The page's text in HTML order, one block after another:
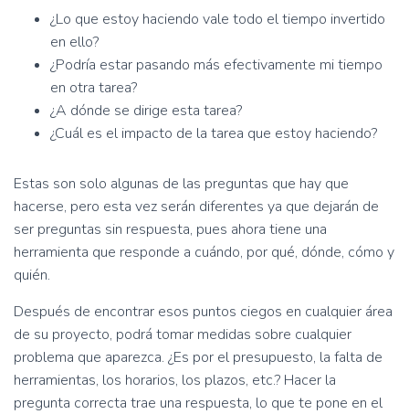
¿Lo que estoy haciendo vale todo el tiempo invertido
en ello?
¿Podría estar pasando más efectivamente mi tiempo
en otra tarea?
¿A dónde se dirige esta tarea?
¿Cuál es el impacto de la tarea que estoy haciendo?
Estas son solo algunas de las preguntas que hay que
hacerse, pero esta vez serán diferentes ya que dejarán de
ser preguntas sin respuesta, pues ahora tiene una
herramienta que responde a cuándo, por qué, dónde, cómo y
quién.
Después de encontrar esos puntos ciegos en cualquier área
de su proyecto, podrá tomar medidas sobre cualquier
problema que aparezca. ¿Es por el presupuesto, la falta de
herramientas, los horarios, los plazos, etc.? Hacer la
pregunta correcta trae una respuesta, lo que te pone en el